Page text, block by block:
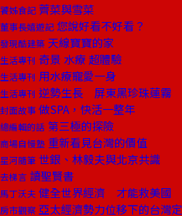
饕姊食記 薺菜與雪菜
董事長嬉遊記 您說好看不好看？
發現酷建築 天線寶寶的家
生活專刊 奇景 水療 超體驗
生活專刊 用水療寵愛一身
生活專刊 逆勢生長 屏東黑珍珠蓮霧
封面故事 做SPA，快活一整年
總編輯的話 第三極的探險
商場自慢塾 重新看見台灣的價值
星河隨筆 世銀、林毅夫與北京共識
去梯言 讀聖賢書
馬丁沃夫 健全世界經濟 才能救美國
房市觀察 亞太經濟勢力位移下的台灣